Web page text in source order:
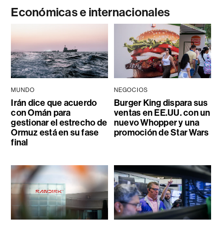
Económicas e internacionales
MUNDO
Irán dice que acuerdo
con Omán para
gestionar el estrecho de
Ormuz está en su fase
final
NEGOCIOS
Burger King dispara sus
ventas en EE.UU. con un
nuevo Whopper y una
promoción de Star Wars